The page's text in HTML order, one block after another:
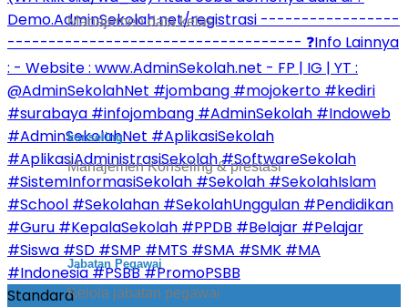
Manajemen data kelas
konseling
Manajemen Konseling & prestasi
Jabatan Pegawai
Kelola jabatan pegawai
Standard